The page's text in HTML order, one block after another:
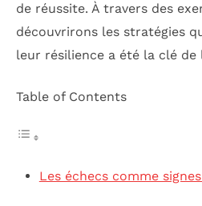
de réussite. À travers des
découvrirons les stratégies
leur résilience a été la clé de
Table of Contents
Les échecs comme